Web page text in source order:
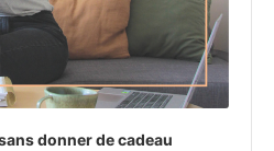
donner de cadeau